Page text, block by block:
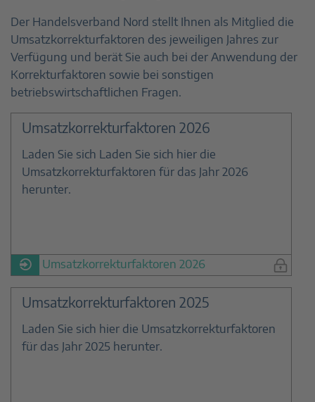
Der Handelsverband Nord stellt Ihnen als Mitglied die
Umsatzkorrekturfaktoren des jeweiligen Jahres zur
Verfügung und berät Sie auch bei der Anwendung der
Korrekturfaktoren sowie bei sonstigen
betriebswirtschaftlichen Fragen.
Umsatzkorrekturfaktoren 2026
Laden Sie sich Laden Sie sich hier die
Umsatzkorrekturfaktoren für das Jahr 2026
herunter.
Umsatzkorrekturfaktoren 2026
Umsatzkorrekturfaktoren 2025
Laden Sie sich hier die Umsatzkorrekturfaktoren
für das Jahr 2025 herunter.